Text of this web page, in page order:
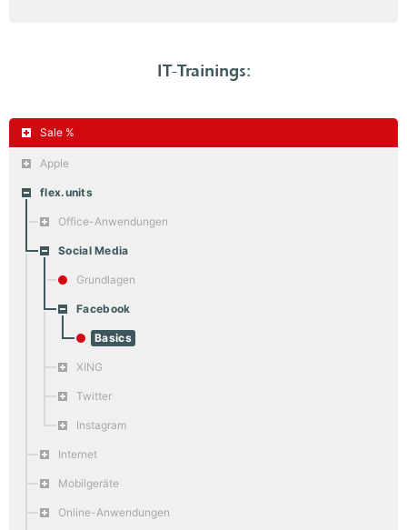
IT-Trainings:
Sale %
Apple
flex.units
Office-Anwendungen
Social Media
Grundlagen
Facebook
Basics
XING
Twitter
Instagram
Internet
Mobilgeräte
Online-Anwendungen